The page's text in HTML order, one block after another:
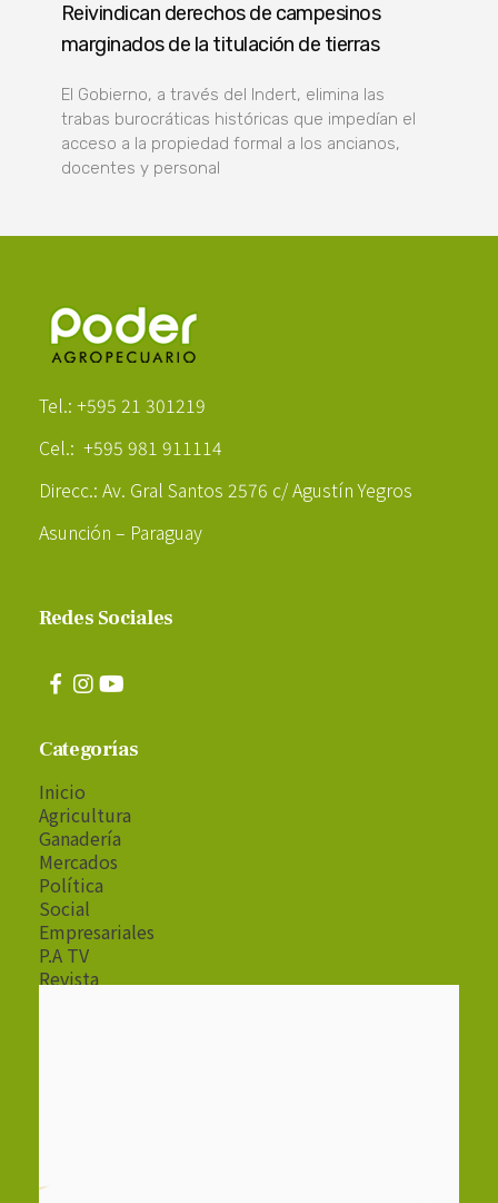
Reivindican derechos de campesinos
marginados de la titulación de tierras
El Gobierno, a través del Indert, elimina las
trabas burocráticas históricas que impedían el
acceso a la propiedad formal a los ancianos,
docentes y personal
Tel.: +595 21 301219
Cel.: +595 981 911114
Direcc.: Av. Gral Santos 2576 c/ Agustín Yegros
Asunción – Paraguay
Redes Sociales
Categorías
Inicio
Agricultura
Ganadería
Mercados
Política
Social
Empresariales
P.A TV
Revista